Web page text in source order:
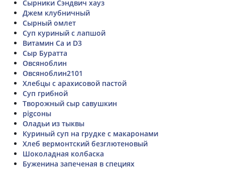
Сырники Сэндвич хауз
Джем клубничный
Сырный омлет
Суп куриный с лапшой
Витамин Ca и D3
Сыр Буратта
Овсяноблин
Овсяноблин2101
Хлебцы с арахисовой пастой
Суп грибной
Творожный сыр савушкин
pigсоны
Оладьи из тыквы
Куриный суп на грудке с макаронами
Хлеб вермонтский безглютеновый
Шоколадная колбаска
Буженина запеченая в специях